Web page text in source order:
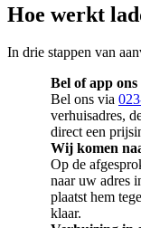
Hoe werkt
In drie stappen van
Bel of app ons
Bel ons via
verhuisadres,
direct een
Wij komen
Op de
naar uw adres
plaatst hem
klaar.